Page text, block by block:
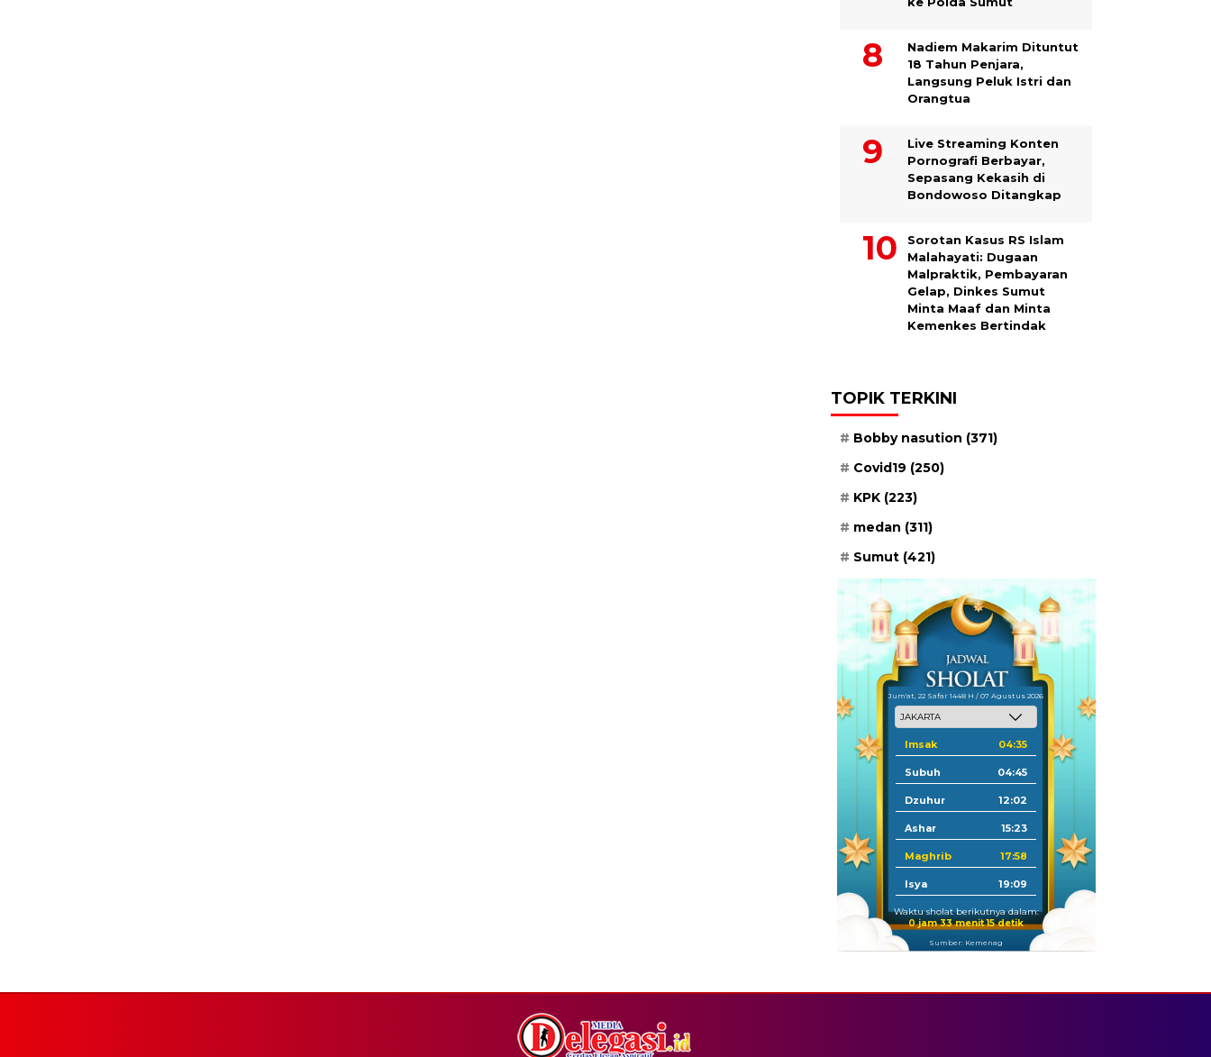
​Nadiem Makarim Dituntut
18 Tahun Penjara,
Langsung Peluk Istri dan
Orangtua
Live Streaming Konten
Pornografi Berbayar,
Sepasang Kekasih di
Bondowoso Ditangkap
Sorotan Kasus RS Islam
Malahayati: Dugaan
Malpraktik, Pembayaran
Gelap, Dinkes Sumut
Minta Maaf dan Minta
Kemenkes Bertindak
TOPIK TERKINI
Bobby nasution (371)
Covid19 (250)
KPK (223)
medan (311)
Sumut (421)
Jum'at, 22 Safar 1448 H / 07 Agustus 2026
Imsak 04:35
Subuh 04:45
Dzuhur 12:02
Ashar 15:23
Maghrib 17:58
Isya 19:09
Waktu sholat berikutnya dalam:
0 jam 33 menit 15 detik
Sumber: Kemenag